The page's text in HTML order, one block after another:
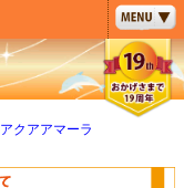
アクアアマーラ
ペー
ジト
ップ
へ